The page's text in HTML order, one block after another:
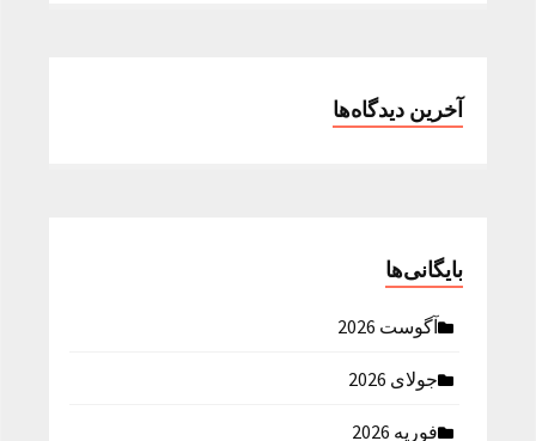
آخرین دیدگاه‌ها
بایگانی‌ها
آگوست 2026
جولای 2026
فوریه 2026